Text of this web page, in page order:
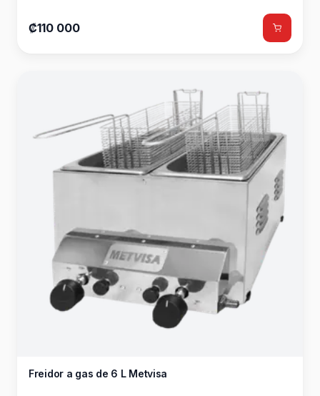
₡110 000
Freidor a gas de 6 L Metvisa